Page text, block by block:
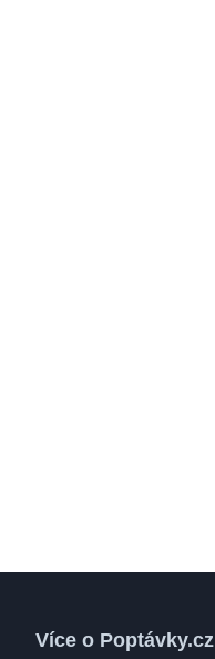
Více o Poptávky.cz